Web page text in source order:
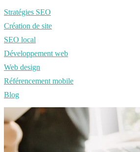
Stratégies SEO
Création de site
SEO local
Développement web
Web design
Référencement mobile
Blog